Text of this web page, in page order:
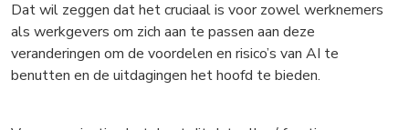
Dat wil zeggen dat het cruciaal is voor zowel werknemers
als werkgevers om zich aan te passen aan deze
veranderingen om de voordelen en risico’s van AI te
benutten en de uitdagingen het hoofd te bieden.